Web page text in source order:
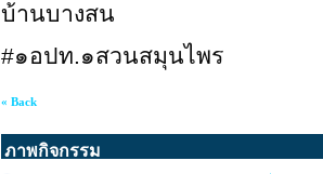
บ้านบางสน
#๑อปท.๑สวนสมุนไพร
« Back
ภาพกิจกรรม